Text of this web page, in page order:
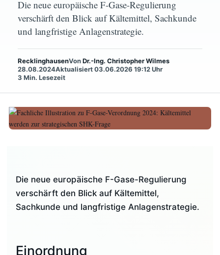
Die neue europäische F-Gase-Regulierung
verschärft den Blick auf Kältemittel, Sachkunde
und langfristige Anlagenstrategie.
RecklinghausenVonDr.-Ing. Christopher Wilmes
28.08.2024Aktualisiert 03.06.2026 19:12 Uhr
3 Min. Lesezeit
F-Gase-Verordnung 2024: Kältemittel
werden zur strategischen SHK-Frage
Die neue europäische F-Gase-
Regulierung verschärft den Blick auf
Kältemittel, Sachkunde und langfristige
Anlagenstrategie.
Von Christopher WilmesVeröffentlicht am
4 Minuten Lesezeit
Die neue europäische F-Gase-Regulierung
verschärft den Blick auf Kältemittel,
Sachkunde und langfristige Anlagenstrategie.
Einordnung